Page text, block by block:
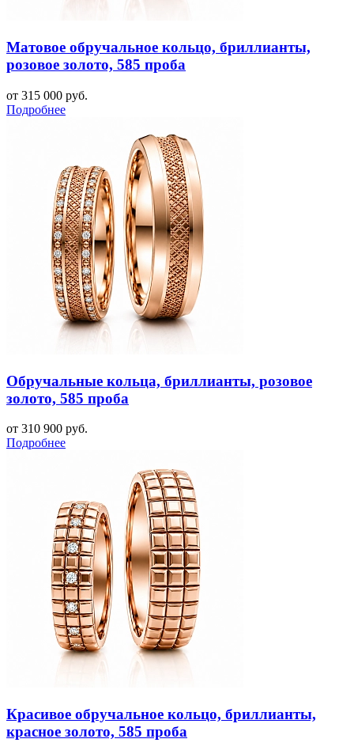
Матовое обручальное кольцо, бриллианты,
розовое золото, 585 проба
от 315 000 руб.
Подробнее
Обручальные кольца, бриллианты, розовое
золото, 585 проба
от 310 900 руб.
Подробнее
Красивое обручальное кольцо, бриллианты,
красное золото, 585 проба